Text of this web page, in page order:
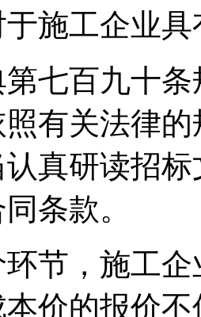
施工企业
七百九十
有关法律
真研读招
条款。
节，施工
价的报价